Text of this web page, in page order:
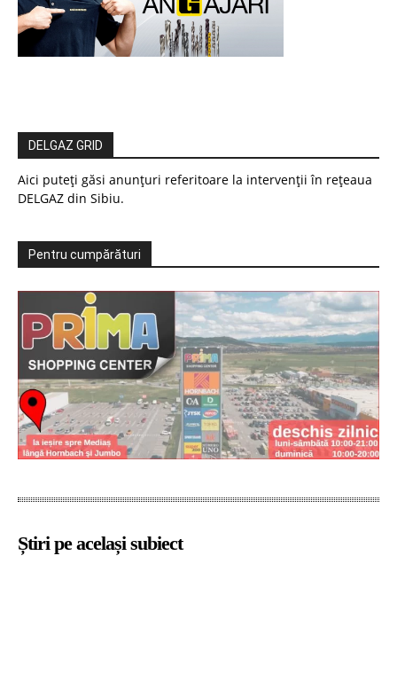
DELGAZ GRID
Aici puteți găsi anunțuri referitoare la intervenții în rețeaua
DELGAZ din Sibiu.
Pentru cumpărături
Știri pe același subiect